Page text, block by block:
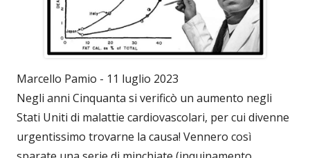
Marcello Pamio - 11 luglio 2023
Negli anni Cinquanta si verificò un aumento negli
Stati Uniti di malattie cardiovascolari, per cui divenne
urgentissimo trovarne la causa! Vennero così